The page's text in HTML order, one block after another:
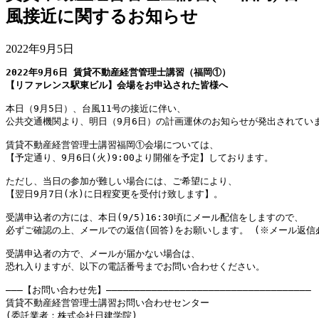
風接近に関するお知らせ
2022年9月5日
2022年9月6日 賃貸不動産経営管理士講習（福岡①）
【リファレンス駅東ビル】会場をお申込された皆様へ
本日（9月5日）、台風11号の接近に伴い、
公共交通機関より、明日（9月6日）の計画運休のお知らせが発出されてい
賃貸不動産経営管理士講習福岡①会場については、
【予定通り、9月6日(火)9:00より開催を予定】しております。
ただし、当日の参加が難しい場合には、ご希望により、
【翌日9月7日(水)に日程変更を受付け致します】。
受講申込者の方には、本日(9/5)16:30頃にメール配信をしますので、
必ずご確認の上、メールでの返信(回答)をお願いします。 (※メール返信
受講申込者の方で、メールが届かない場合は、
恐れ入りますが、以下の電話番号までお問い合わせください。
―――【お問い合わせ先】――――――――――――――――――――――――――――――――――――
賃貸不動産経営管理士講習お問い合わせセンター
(委託業者：株式会社日建学院)